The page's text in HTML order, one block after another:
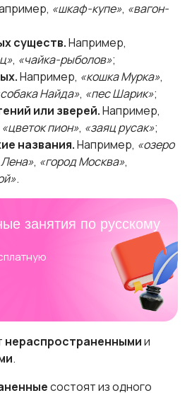
«шкаф-купе», «вагон-
существ.Например,
, «чайка-рыболов»;
Например, «кошка Мурка»,
Найда», «пес Шарик»;
или зверей.Например,
«цветок пион», «заяц русак»;
названия.Например, «озеро
, «город Москва»,
.
занятия по русскому
нераспространеннымии
.
состоят из одного